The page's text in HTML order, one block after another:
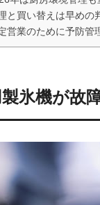
と買い替えは早めの
営業のために予防管
氷機が故